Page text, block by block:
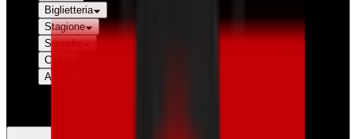
Biglietteria
Stagione
Squadre
Club
Altro